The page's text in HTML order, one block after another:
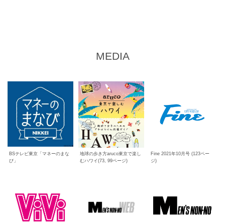
MEDIA
BSテレビ東京「マネーのまな
び」
地球の歩き方aruco東京で楽し
むハワイ(73, 99ページ)
Fine 2021年10月号 (123ペー
ジ)